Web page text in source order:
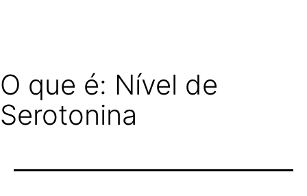
O que é: Nível de
Serotonina